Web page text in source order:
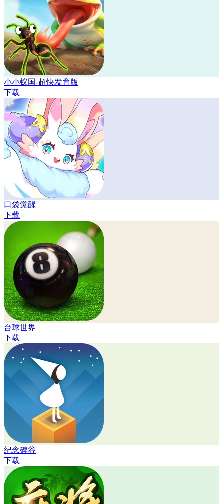
小小蚁国-超快发育版
下载
口袋觉醒
下载
台球世界
下载
纪念碑谷
下载